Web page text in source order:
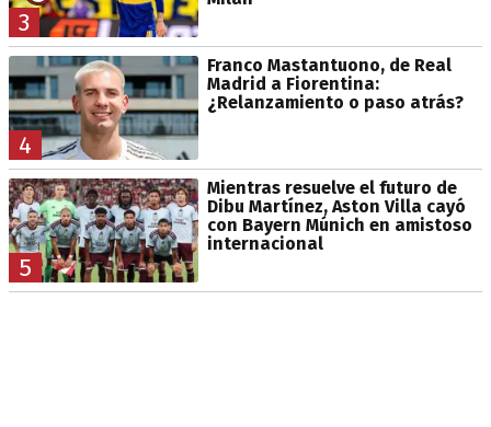
3
4
Franco Mastantuono, de Real
Madrid a Fiorentina:
¿Relanzamiento o paso atrás?
5
Mientras resuelve el futuro de
Dibu Martínez, Aston Villa cayó
con Bayern Múnich en amistoso
internacional